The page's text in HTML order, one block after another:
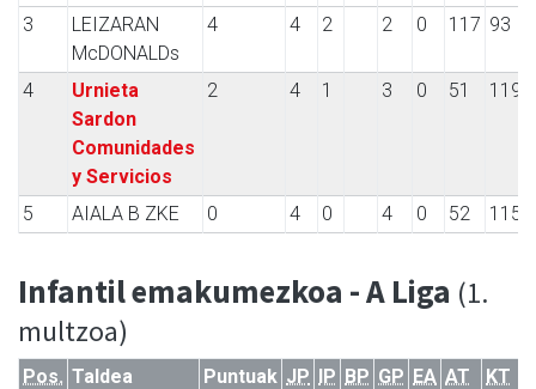
3
LEIZARAN
McDONALDs
4 4 2 2 0 117 93
4
Urnieta
Sardon
Comunidades
y Servicios
2 4 1 3 0 51 119
5 AIALA B ZKE 0 4 0 4 0 52 115
Infantil emakumezkoa - A Liga (1.
multzoa)
Pos. Taldea Puntuak JP IP BP GP EA AT
KT